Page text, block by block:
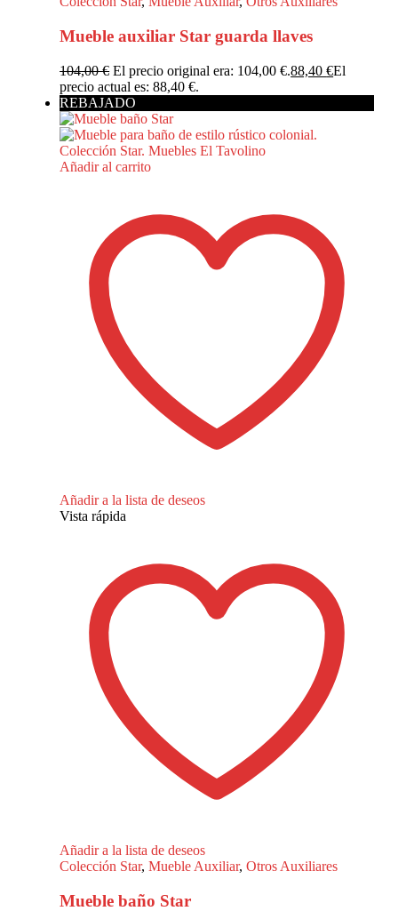
Mueble auxiliar Star guarda llaves
104,00€ El precio original era: 104,00 €.88,40€El
precio actual es: 88,40 €.
REBAJADO
Añadir al carrito
Añadir a la lista de deseos
Vista rápida
Añadir a la lista de deseos
Colección Star,Mueble Auxiliar,Otros Auxiliares
Mueble baño Star